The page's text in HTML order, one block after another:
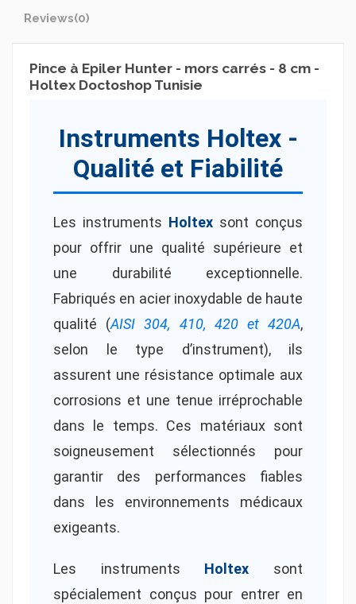
Reviews(0)
Pince à Epiler Hunter - mors carrés - 8 cm -
Holtex Doctoshop Tunisie
Instruments Holtex -
Qualité et Fiabilité
Les instruments Holtex sont conçus
pour offrir une qualité supérieure et
une durabilité exceptionnelle.
Fabriqués en acier inoxydable de haute
qualité (AISI 304, 410, 420 et 420A,
selon le type d’instrument), ils
assurent une résistance optimale aux
corrosions et une tenue irréprochable
dans le temps. Ces matériaux sont
soigneusement sélectionnés pour
garantir des performances fiables
dans les environnements médicaux
exigeants.
Les instruments Holtex sont
spécialement conçus pour entrer en